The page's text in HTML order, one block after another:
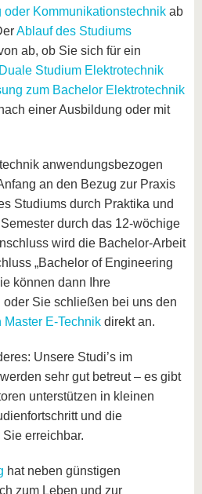
oder Kommunikationstechnik ab
Ablauf des Studiums
ab, ob Sie sich für ein
Duale Studium Elektrotechnik
zum Bachelor Elektrotechnik
einer Ausbildung oder mit
anwendungsbezogen
an den Bezug zur Praxis
Studiums durch Praktika und
durch das 12-wöchige
wird die Bachelor-Arbeit
„Bachelor of Engineering
können dann Ihre
oder Sie schließen bei uns den
E-Technik direkt an.
Unsere Studi’s im
sehr gut betreut – es gibt
unterstützen in kleinen
und die
erreichbar.
hat neben günstigen
zum Leben und zur